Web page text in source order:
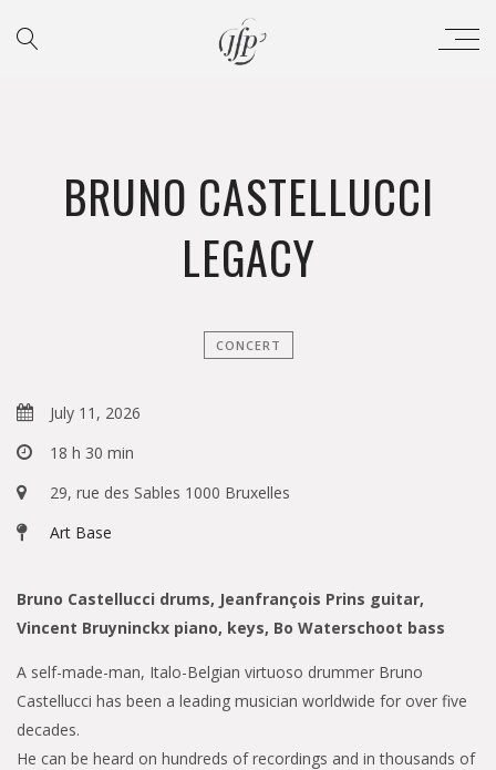
BRUNO CASTELLUCCI
LEGACY
CONCERT
July 11, 2026
18 h 30 min
29, rue des Sables 1000 Bruxelles
Art Base
Bruno Castellucci drums, Jeanfrançois Prins guitar,
Vincent Bruyninckx piano, keys, Bo Waterschoot bass
A self-made-man, Italo-Belgian virtuoso drummer Bruno
Castellucci has been a leading musician worldwide for over five
decades.
He can be heard on hundreds of recordings and in thousands of